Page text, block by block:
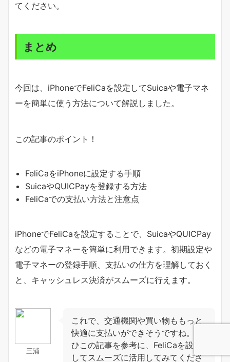
てください。
まとめ
今回は、iPhoneでFeliCaを設定してSuicaや電子マネ
ーを簡単に使う方法について解説しました。
この記事のポイント！
FeliCaをiPhoneに設定する手順
SuicaやQUICPayを登録する方法
FeliCaでの支払い方法と注意点
iPhoneでFeliCaを設定することで、SuicaやQUICPay
などの電子マネーを簡単に利用できます。初期設定や
電子マネーの登録手順、支払いの仕方を理解しておく
と、キャッシュレス決済がスムーズに行えます。
三浦
これで、交通機関や買い物ももっと
快適に支払いができそうですね。ぜ
ひこの記事を参考に、FeliCaを設定
してスムーズに活用してみてくださ